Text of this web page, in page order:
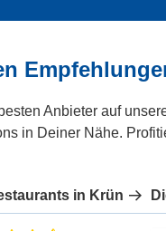
Anbieter auf
in Deiner Nähe.
in Krün